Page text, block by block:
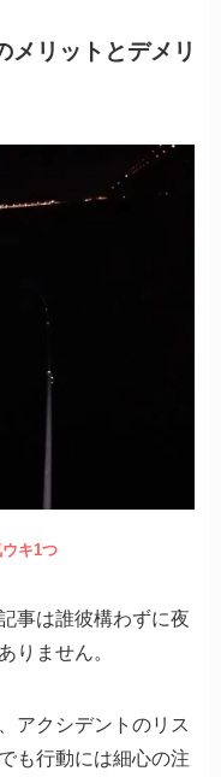
リットとデメリ
キ1つ
事は誰彼構わずに夜
りません。
アクシデントのリス
も行動には細心の注